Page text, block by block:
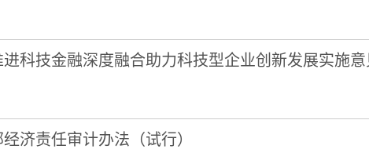
科技金融深度融合助力科技型企业创新发展实施
济责任审计办法（试行）